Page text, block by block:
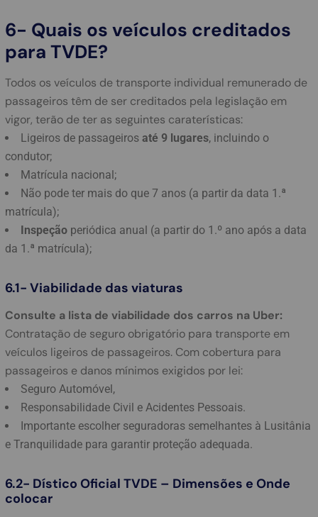
6- Quais os veículos creditados
para TVDE?
Todos os veículos de transporte individual remunerado de
passageiros têm de ser creditados pela legislação em
vigor, terão de ter as seguintes caraterísticas:
Ligeiros de passageiros até 9 lugares, incluindo o
condutor;
Matrícula nacional;
Não pode ter mais do que 7 anos (a partir da data 1.ª
matrícula);
Inspeção periódica anual (a partir do 1.º ano após a data
da 1.ª matrícula);
6.1- Viabilidade das viaturas
Consulte a lista de viabilidade dos carros na Uber:
Contratação de seguro obrigatório para transporte em
veículos ligeiros de passageiros. Com cobertura para
passageiros e danos mínimos exigidos por lei:
Seguro Automóvel,
Responsabilidade Civil e Acidentes Pessoais.
Importante escolher seguradoras semelhantes à Lusitânia
e Tranquilidade para garantir proteção adequada.
6.2- Dístico Oficial TVDE – Dimensões e Onde
colocar